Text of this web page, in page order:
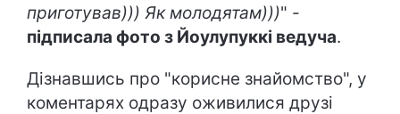
приготував))) Як молодятам)))" -
підписала фото з Йоулупуккі ведуча.
Дізнавшись про "корисне знайомство", у
коментарях одразу оживилися друзі